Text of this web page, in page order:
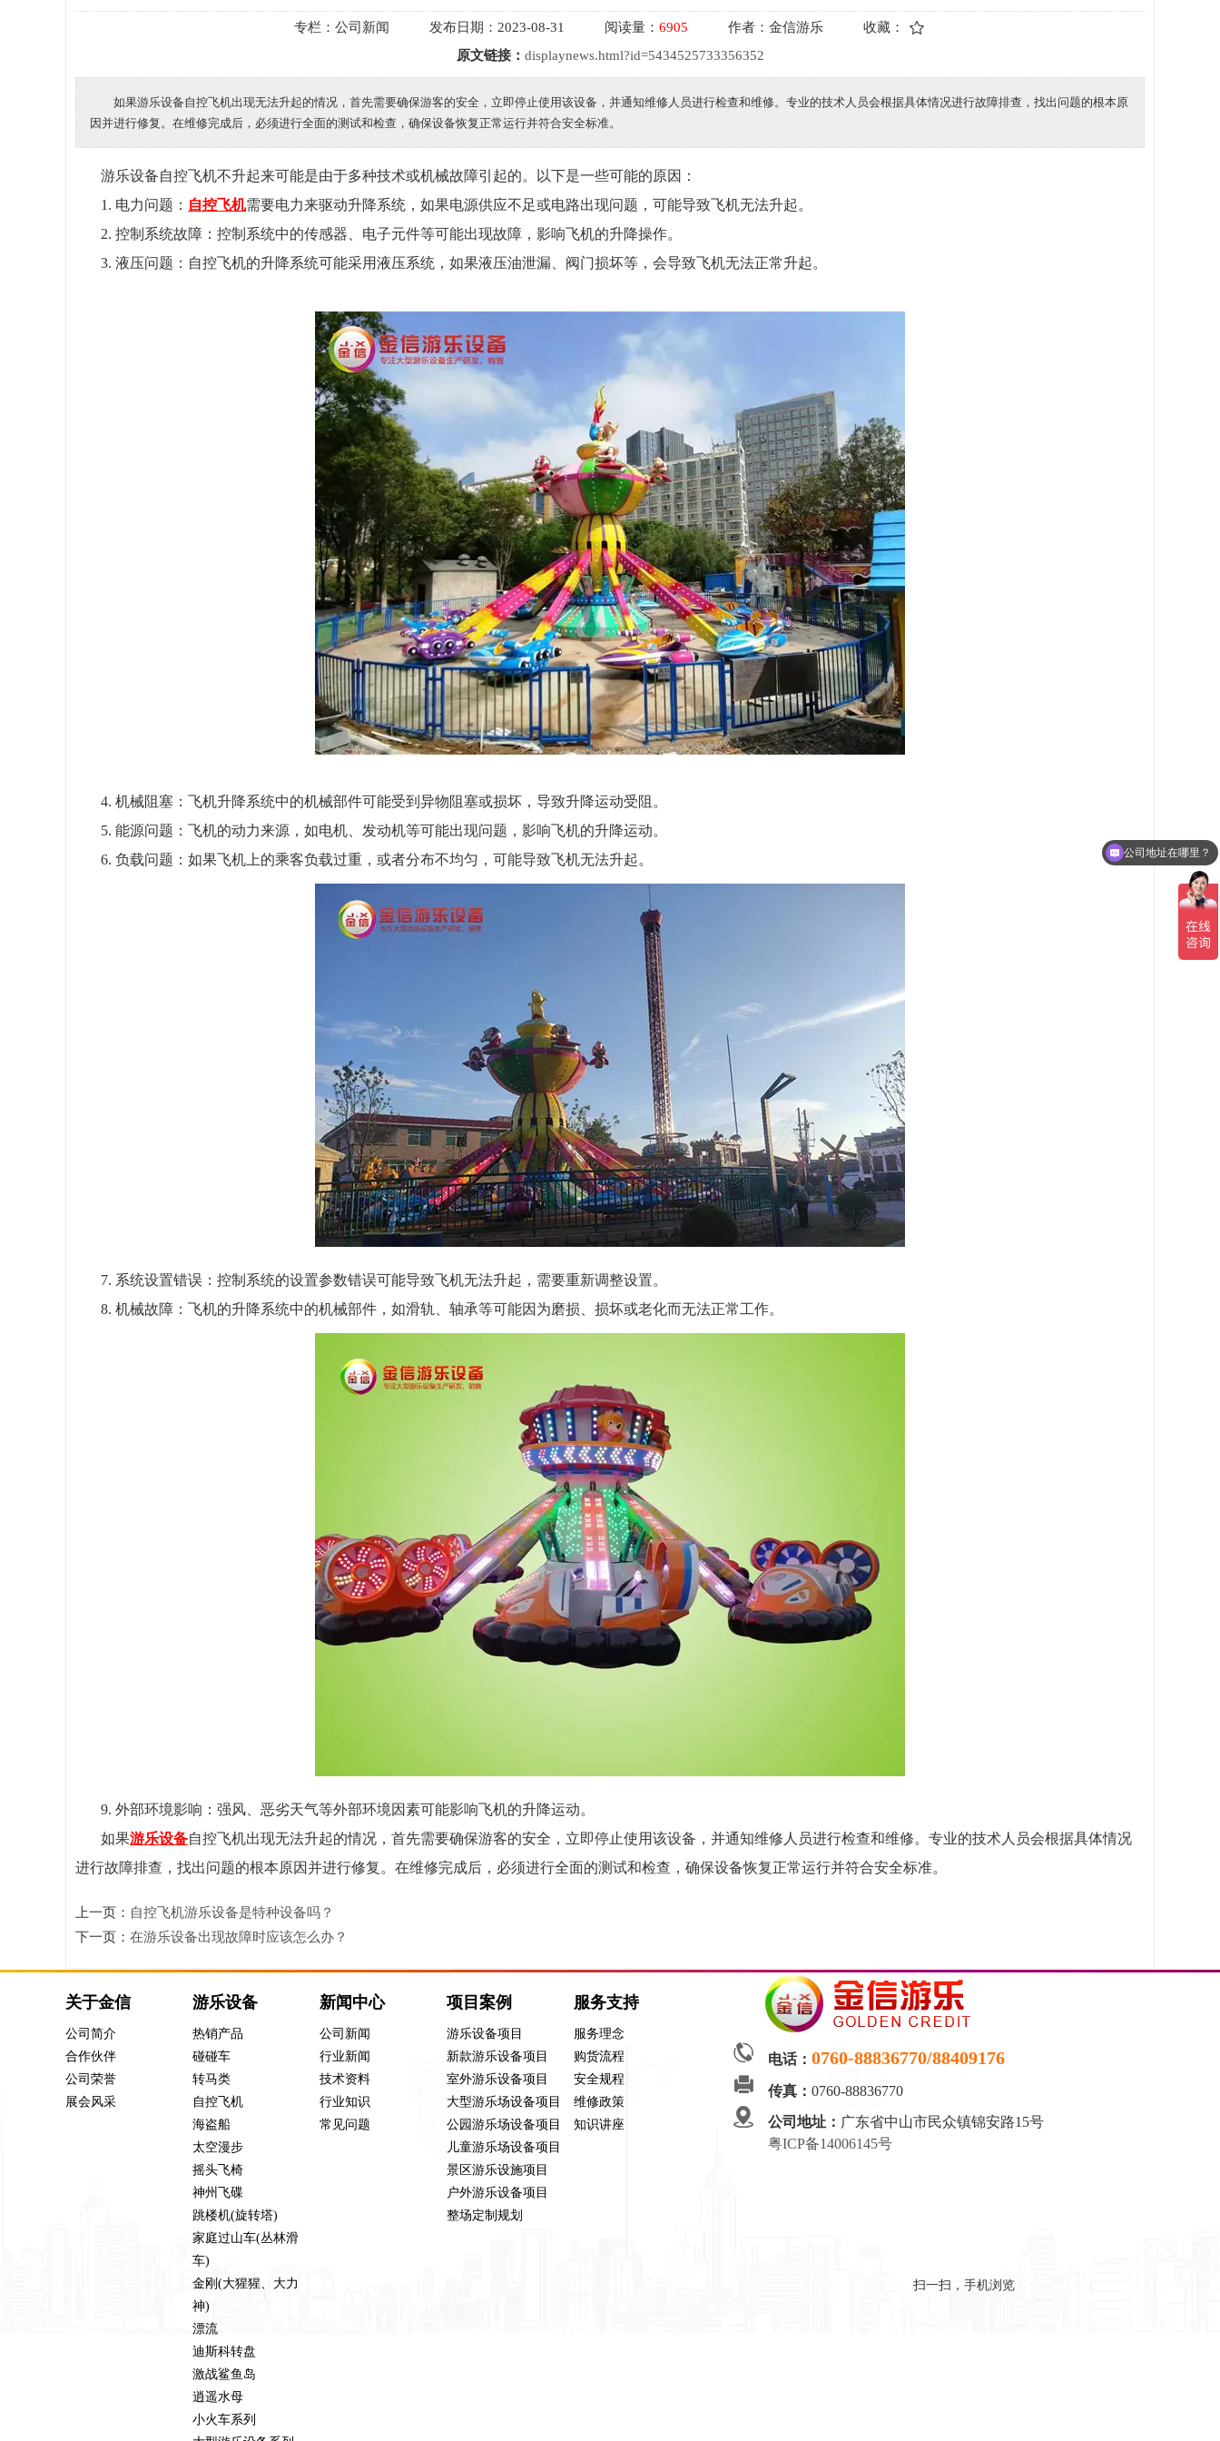
专栏： 公司新闻 发布日期： 2023-08-31 阅读量： 6905 作者： 金信游乐
收藏：
原文链接： displaynews.html?id=5434525733356352
如果游乐设备自控飞机出现无法升起的情况，首先需要确保游客的安全，立即停止使用该设备，并通知维修人员进行检查和维修。专业的技术人员会根据具体情况进行故障排查，找出问题的根本原
因并进行修复。在维修完成后，必须进行全面的测试和检查，确保设备恢复正常运行并符合安全标准。
游乐设备自控飞机不升起来可能是由于多种技术或机械故障引起的。以下是一些可能的原因：
1. 电力问题： 自控飞机需要电力来驱动升降系统，如果电源供应不足或电路出现问题，可能导致飞机无法升起。
2. 控制系统故障：控制系统中的传感器、电子元件等可能出现故障，影响飞机的升降操作。
3. 液压问题：自控飞机的升降系统可能采用液压系统，如果液压油泄漏、阀门损坏等，会导致飞机无法正常升起。
4. 机械阻塞：飞机升降系统中的机械部件可能受到异物阻塞或损坏，导致升降运动受阻。
5. 能源问题：飞机的动力来源，如电机、发动机等可能出现问题，影响飞机的升降运动。
6. 负载问题：如果飞机上的乘客负载过重，或者分布不均匀，可能导致飞机无法升起。
7. 系统设置错误：控制系统的设置参数错误可能导致飞机无法升起，需要重新调整设置。
8. 机械故障：飞机的升降系统中的机械部件，如滑轨、轴承等可能因为磨损、损坏或老化而无法正常工作。
9. 外部环境影响：强风、恶劣天气等外部环境因素可能影响飞机的升降运动。
如果游乐设备自控飞机出现无法升起的情况，首先需要确保游客的安全，立即停止使用该设备，并通知维修人员进行检查和维修。专业的技术人员会根据具体情况
进行故障排查，找出问题的根本原因并进行修复。在维修完成后，必须进行全面的测试和检查，确保设备恢复正常运行并符合安全标准。
上一页： 自控飞机游乐设备是特种设备吗？
下一页： 在游乐设备出现故障时应该怎么办？
电话： 0760-88836770/88409176
传真： 0760-88836770
公司地址： 广东省中山市民众镇锦安路15号
粤ICP备14006145号
扫一扫，手机浏览
关于金信
公司简介
合作伙伴
公司荣誉
展会风采
游乐设备
热销产品
碰碰车
转马类
自控飞机
海盗船
太空漫步
摇头飞椅
神州飞碟
跳楼机(旋转塔)
家庭过山车(丛林滑
车)
金刚(大猩猩、大力
神)
漂流
迪斯科转盘
激战鲨鱼岛
逍遥水母
小火车系列
新闻中心
公司新闻
行业新闻
技术资料
行业知识
常见问题
项目案例
游乐设备项目
新款游乐设备项目
室外游乐设备项目
大型游乐场设备项目
公园游乐场设备项目
儿童游乐场设备项目
景区游乐设施项目
户外游乐设备项目
整场定制规划
服务支持
服务理念
购货流程
安全规程
维修政策
知识讲座
公司地址在哪里？